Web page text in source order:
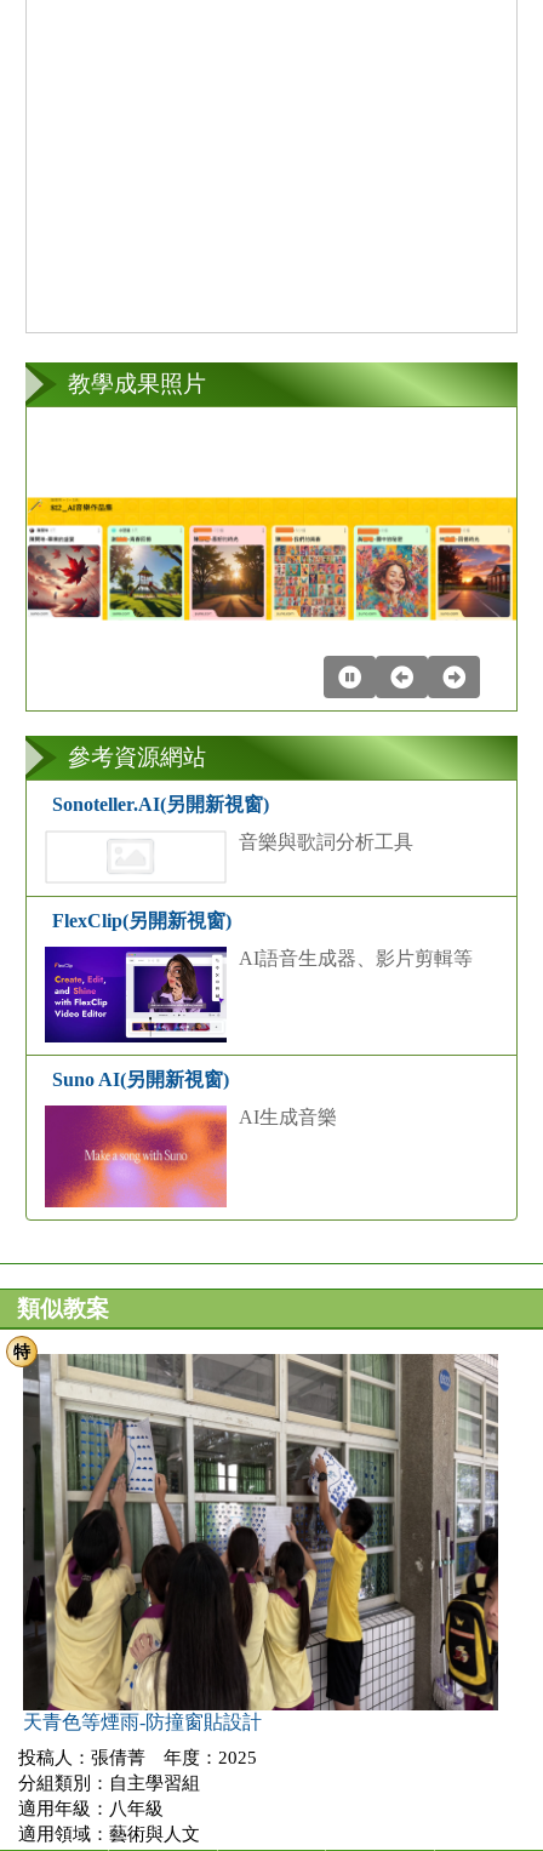
教學成果照片
第
2
張
參考資源網站
Sonoteller.AI(另開新視窗)
音樂與歌詞分析工具
FlexClip(另開新視窗)
AI語音生成器、影片剪輯等
Suno AI(另開新視窗)
AI生成音樂
類似教案
天青色等煙雨-防撞窗貼設計
特
投稿人：張倩菁 年度：2025
分組類別：自主學習組
適用年級：八年級
適用領域：藝術與人文